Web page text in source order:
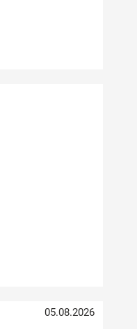
05.08.2026